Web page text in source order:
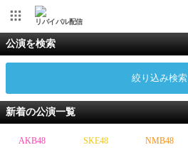
リバイバル配信
公演を検索
絞り込み検索
新着の公演一覧
AKB48 SKE48 NMB48